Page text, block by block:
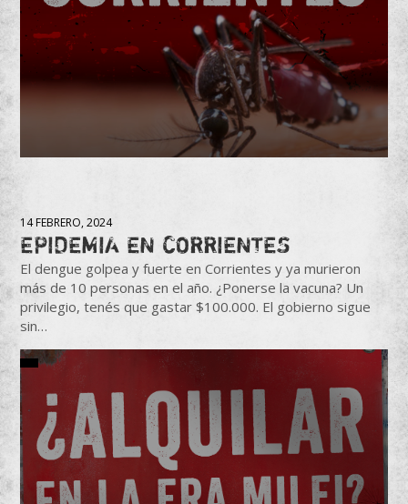
14 FEBRERO, 2024
EPIDEMIA EN CORRIENTES
El dengue golpea y fuerte en Corrientes y ya murieron
más de 10 personas en el año. ¿Ponerse la vacuna? Un
privilegio, tenés que gastar $100.000. El gobierno sigue
sin…